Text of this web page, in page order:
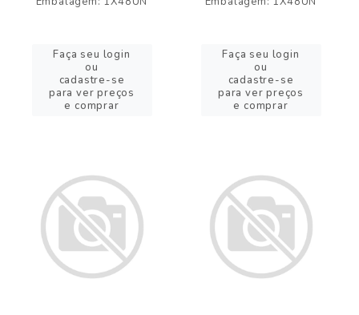
Faça seu login
ou
cadastre-se
para ver preços
e comprar
Faça seu login
ou
cadastre-se
para ver preços
e comprar